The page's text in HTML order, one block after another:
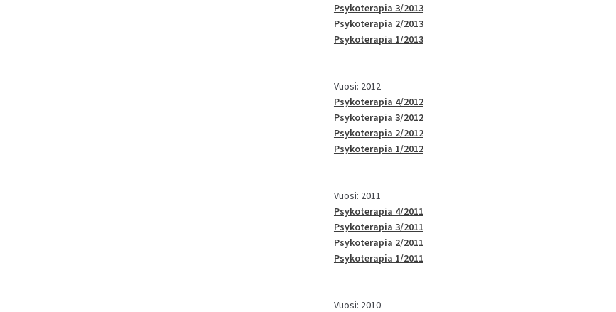
Psykoterapia 3/2013
Psykoterapia 2/2013
Psykoterapia 1/2013
Vuosi: 2012
Psykoterapia 4/2012
Psykoterapia 3/2012
Psykoterapia 2/2012
Psykoterapia 1/2012
Vuosi: 2011
Psykoterapia 4/2011
Psykoterapia 3/2011
Psykoterapia 2/2011
Psykoterapia 1/2011
Vuosi: 2010